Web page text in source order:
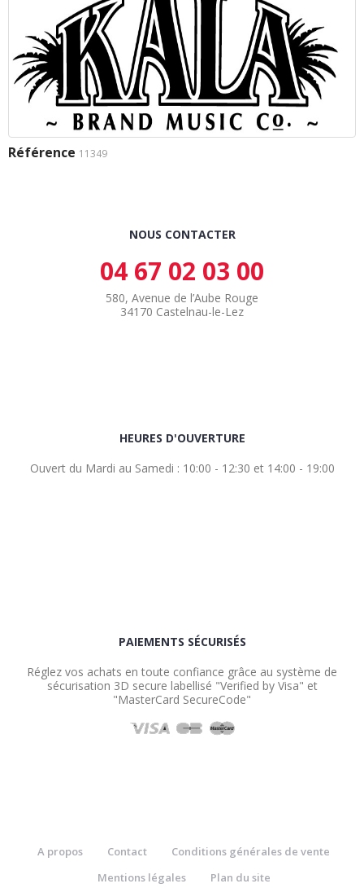
Référence 11349
NOUS CONTACTER
04 67 02 03 00
580, Avenue de l’Aube Rouge
34170 Castelnau-le-Lez
HEURES D'OUVERTURE
Ouvert du Mardi au Samedi : 10:00 - 12:30 et 14:00 - 19:00
PAIEMENTS SÉCURISÉS
Réglez vos achats en toute confiance grâce au système de
sécurisation 3D secure labellisé "Verified by Visa" et
"MasterCard SecureCode"
A propos Contact
Conditions générales de vente
Mentions légales
Plan du site